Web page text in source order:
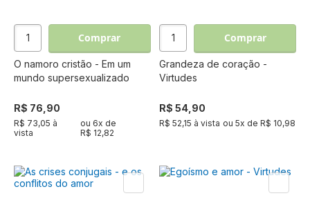
Comprar
O namoro cristão - Em um
mundo supersexualizado
R$ 76,90
R$ 73,05 à
vista
ou 6x de
R$ 12,82
Comprar
Grandeza de coração -
Virtudes
R$ 54,90
R$ 52,15 à vista ou5x deR$ 10,98